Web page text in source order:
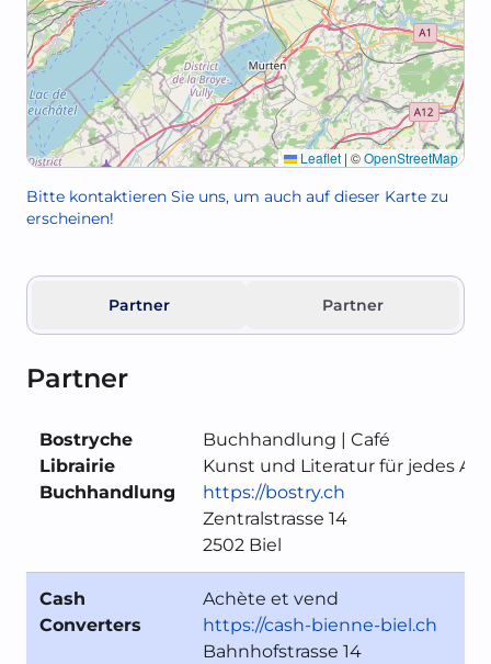
Leaflet | ©OpenStreetMap
Bitte kontaktieren Sie uns, um auch auf dieser Karte zu
erscheinen!
Partner Partner
Partner
Bostryche
Librairie
Buchhandlung
Buchhandlung | Café
Kunst und Literatur für jedes
https://bostry.ch
Zentralstrasse 14
2502 Biel
Cash
Converters
Achète et vend
https://cash-bienne-biel.ch
Bahnhofstrasse 14